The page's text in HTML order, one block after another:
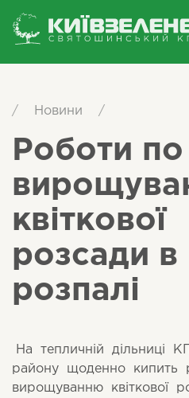
/ Новини /
Роботи по
квіткової
розсади в
розпалі
На тепличній дільниці
району щоденно кипить
вирощуванню квіткової